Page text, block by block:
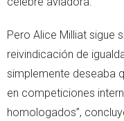
Pero Alice Milliat sigue
reivindicación de
simplemente deseaba
en competiciones
homologados”,